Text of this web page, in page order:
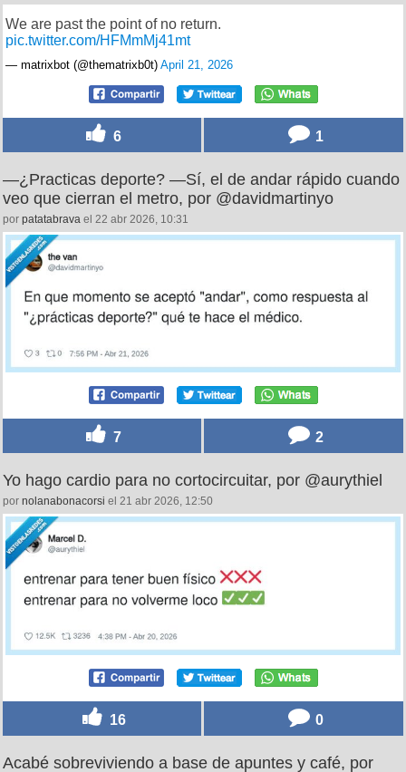
We are past the point of no return.
pic.twitter.com/HFMmMj41mt
— matrixbot (@thematrixb0t) April 21, 2026
6 1
—¿Practicas deporte? —Sí, el de andar rápido cuando
veo que cierran el metro, por @davidmartinyo
por patatabrava el 22 abr 2026, 10:31
7 2
Yo hago cardio para no cortocircuitar, por @aurythiel
por nolanabonacorsi el 21 abr 2026, 12:50
16 0
Acabé sobreviviendo a base de apuntes y café, por